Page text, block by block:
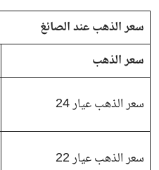
سعر الذهب عند الصائغ
سعر الذهب
سعر الذهب عيار 24
سعر الذهب عيار 22